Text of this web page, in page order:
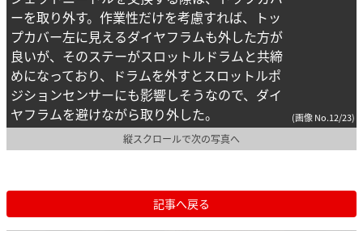
ーを取り外す。作業性だけを考慮すれば、トッ
プカバー左に見えるダイヤフラムも外した方が
良いが、そのステーがスロットルドラムと共締
めになっており、ドラムを外すとスロットルポ
ジションセンサーにも影響しそうなので、ダイ
ヤフラムを避けながら取り外した。
(画像 No.12/23)
縦スクロールで次の写真へ
記事へ戻る